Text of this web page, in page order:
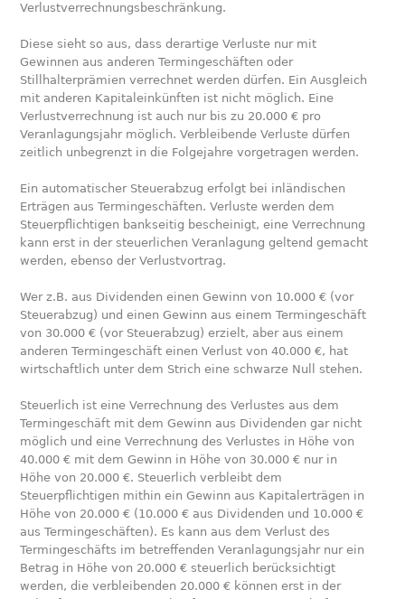
Verlustverrechnungsbeschränkung.
Diese sieht so aus, dass derartige Verluste nur mit
Gewinnen aus anderen Termingeschäften oder
Stillhalterprämien verrechnet werden dürfen. Ein Ausgleich
mit anderen Kapitaleinkünften ist nicht möglich. Eine
Verlustverrechnung ist auch nur bis zu 20.000 € pro
Veranlagungsjahr möglich. Verbleibende Verluste dürfen
zeitlich unbegrenzt in die Folgejahre vorgetragen werden.
Ein automatischer Steuerabzug erfolgt bei inländischen
Erträgen aus Termingeschäften. Verluste werden dem
Steuerpflichtigen bankseitig bescheinigt, eine Verrechnung
kann erst in der steuerlichen Veranlagung geltend gemacht
werden, ebenso der Verlustvortrag.
Wer z.B. aus Dividenden einen Gewinn von 10.000 € (vor
Steuerabzug) und einen Gewinn aus einem Termingeschäft
von 30.000 € (vor Steuerabzug) erzielt, aber aus einem
anderen Termingeschäft einen Verlust von 40.000 €, hat
wirtschaftlich unter dem Strich eine schwarze Null stehen.
Steuerlich ist eine Verrechnung des Verlustes aus dem
Termingeschäft mit dem Gewinn aus Dividenden gar nicht
möglich und eine Verrechnung des Verlustes in Höhe von
40.000 € mit dem Gewinn in Höhe von 30.000 € nur in
Höhe von 20.000 €. Steuerlich verbleibt dem
Steuerpflichtigen mithin ein Gewinn aus Kapitalerträgen in
Höhe von 20.000 € (10.000 € aus Dividenden und 10.000 €
aus Termingeschäften). Es kann aus dem Verlust des
Termingeschäfts im betreffenden Veranlagungsjahr nur ein
Betrag in Höhe von 20.000 € steuerlich berücksichtigt
werden, die verbleibenden 20.000 € können erst in der